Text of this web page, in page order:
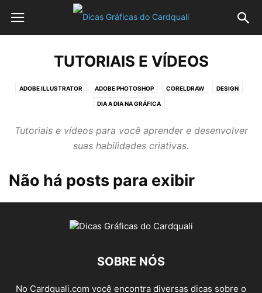
TUTORIAIS E VÍDEOS
ADOBE ILLUSTRATOR ADOBE PHOTOSHOP CORELDRAW DESIGN
DIA A DIA NA GRÁFICA
Tutoriais e vídeos para você aprender e desenvolver
suas habilidades criativas.
Não há posts para exibir
SOBRE NÓS
No Cardquali.com você encontra diversas dicas sobre o